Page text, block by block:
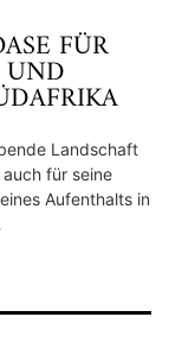
FÜR
UND
Landschaft
für seine
Aufenthalts in